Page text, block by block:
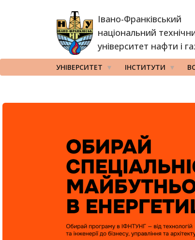
Івано-Франківський
національний
університет нафти і
УНІВЕРСИТЕТ ІНСТИТУТИ